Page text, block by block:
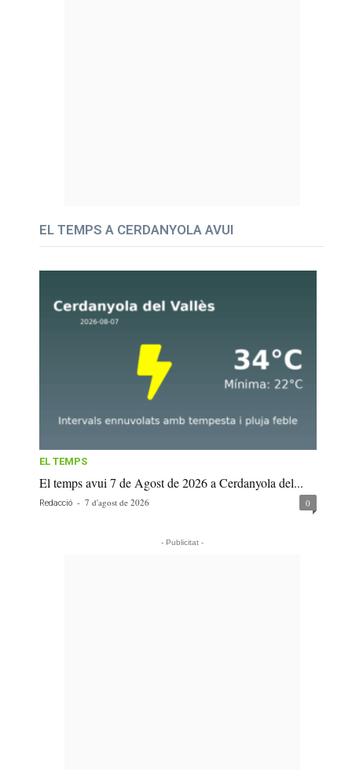
EL TEMPS A CERDANYOLA AVUI
EL TEMPS
El temps avui 7 de Agost de 2026 a Cerdanyola del...
Redacció - 7 d'agost de 2026 0
- Publicitat -